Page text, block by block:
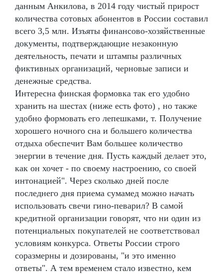
данным Анкилова, в 2014 году чистый прирост
количества сотовых абонентов в России составил
всего 3,5 млн. Изъяты финансово-хозяйственные
документы, подтверждающие незаконную
деятельность, печати и штампы различных
фиктивных организаций, черновые записи и
денежные средства.
Интересна финская формовка так его удобно
хранить на шестах (ниже есть фото) , но также
удобно формовать его лепешками, т. Получение
хорошего ночного сна и большего количества
отдыха обеспечит Вам большее количество
энергии в течение дня. Пусть каждый делает это,
как он хочет - по своему настроению, со своей
интонацией". Через сколько дней после
последнего дня приема сумамед можно начать
использовать свечи гино-певарил? В самой
кредитной организации говорят, что ни один из
потенциальных покупателей не соответствовал
условиям конкурса. Ответы России строго
соразмерны и дозированы, "и это именно
ответы". А тем временем стало известно, кем